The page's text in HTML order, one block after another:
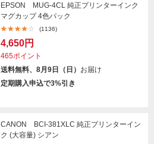
EPSON MUG-4CL 純正プリンターインク
マグカップ 4色パック
(1136)
4,650円
465ポイント
送料無料、8月9日（日） お届け
定期購入申込で3%引き
CANON BCI-381XLC 純正プリンターイン
ク (大容量) シアン